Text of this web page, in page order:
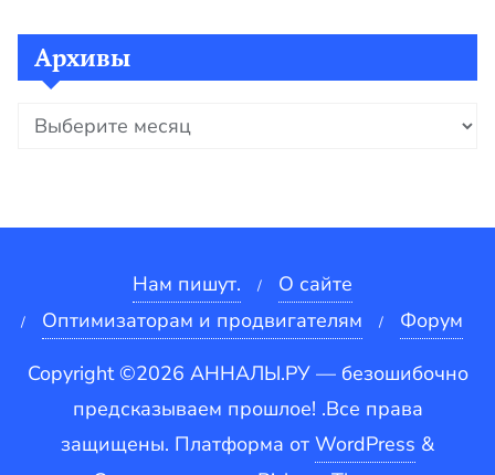
Архивы
Архивы
Нам пишут.
О сайте
Оптимизаторам и продвигателям
Форум
Copyright ©2026 АННАЛЫ.РУ — безошибочно
предсказываем прошлое! .Все права
защищены. Платформа от WordPress &